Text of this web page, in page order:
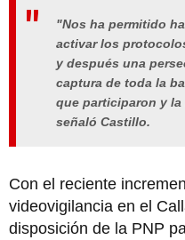
"Nos ha permitido
activar los
y después una
captura de toda la
que participaron y
señaló Castillo.
Con el reciente
videovigilancia en el
disposición de la PNP